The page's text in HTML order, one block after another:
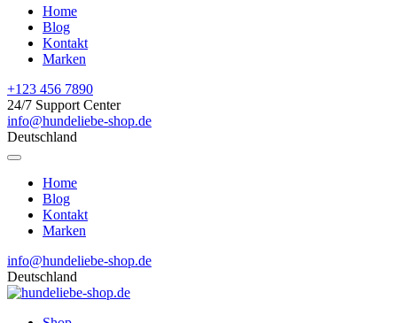
Home
Blog
Kontakt
Marken
+123 456 7890
24/7 Support Center
info@hundeliebe-shop.de
Deutschland
Home
Blog
Kontakt
Marken
info@hundeliebe-shop.de
Deutschland